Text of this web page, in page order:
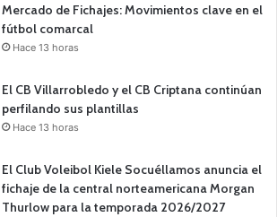
Mercado de Fichajes: Movimientos clave en el
fútbol comarcal
Hace 13 horas
El CB Villarrobledo y el CB Criptana continúan
perfilando sus plantillas
Hace 13 horas
El Club Voleibol Kiele Socuéllamos anuncia el
fichaje de la central norteamericana Morgan
Thurlow para la temporada 2026/2027